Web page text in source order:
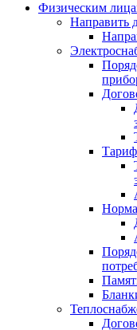
Физическим
Направить